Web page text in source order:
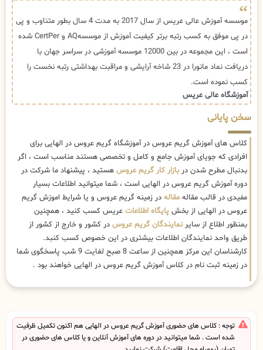
موسسه آموزش عالی عریس از سال 2017 به مدت 4 سال بطور متناوب و پی
در پی موفق به کسب رتبه برتر کیفیت آموزش از موسسهAQ و CertPer شده
است ، این مجموعه در بین 12000 موسسه آموزشی در سراسر جهان با
دریافت نماد مانورا در 23 شاخه آرایشی و مراقبت بهداشتی رتبه نخست را
کسب نموده است.
آموزشگاه عالی عریس
سخن پایانی
کلاس های آموزش گریم عروس در آموزشگاه گریم عروس در الهایی برای
افرادی که جویای آموزش جامع و کامل و تخصصی هستند مناسب است ، اگر
بدنبال مطرح شدن دربازار کار گریم عروس هستید ، پیشنهاد ما شرکت در
دوره آموزش گریم عروس در الهایی است ، شما میتوانید اطلاعات بسیار
مفیدی در قالب مقاله مقاله در زمینه گریم عروس و یا شرایط اموزش گریم
عروس در الهایی از بخش پایگاه اطلاعات عریس کسب کنید ، همچنین
بمنظور اطلاع از سایرنمایندگان گریم عروس در کشور و خارج از کشور از
طریق واحد نمایندگان اطلاعات بیشتری در این خصوص کسب کنبد.
کارشناسان این مرکز همچنین از ساعت 8 صبح لغایت 9 شب پاسخگوی شما
در زمینه ثبت نام در کلاس آموزش گریم عروس در الهایی خواهند بود .
توجه : کلاس های حضوری آموزش گریم عروس در الهایی هم اکنون تکمیل ظرفیت
شده است . شما میتوانید در دوره های آموزش آنلاین و یا کلاس های حضوری در